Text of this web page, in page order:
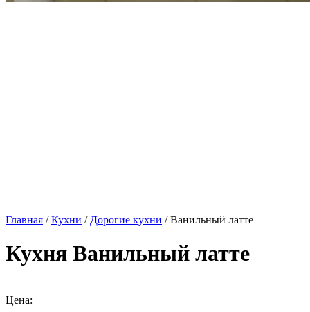
Главная /Кухни / Дорогие кухни / Ванильный латте
Кухня Ванильный латте
Цена: